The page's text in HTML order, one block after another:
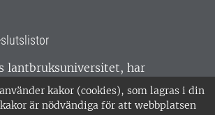
kakor (cookies), som lagras i din
är nödvändiga för att webbplatsen
lantbruksuniversitet, har
hela Sverige. Huvudorter är
och Umeå.SLU är